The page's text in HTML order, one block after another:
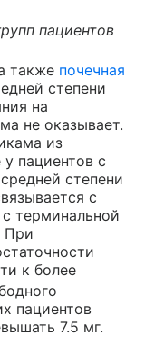
пациентов
также почечная
степени
на
не оказывает.
из
пациентов с
степени
с
терминальной
При
к более
пациентов
7.5 мг.